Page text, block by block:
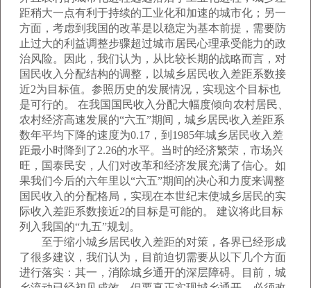
距稍大一点有利于持续的工业化和加速的城市化；另一
方面，考虑到我国的改革是以稳定为基本前提，需要防
止过大的利益调整步骤超过城市居民心理承受能力的政
治风险。因此，我们认为，从比较长期的战略而言，对
国民收入分配结构的调整，以城乡居民收入差距系数接
近2为目标值。参照历史的发展情况，实现这个目标也
是可行的。 在我国国民收入分配大幅度倾向农村居民、
农村经济高速发展的“六五”期间，城乡居民收入差距系
数年平均下降的速度为0.17，到1985年城乡居民收入差
距最小时降到了2.26的水平。当时的经济繁荣，市场兴
旺，国泰民安，人们对改革和经济发展充满了信心。如
果我们今后的六年里以“六五”期间的决心和力度来调整
国民收入的分配格局，实现在本世纪末使城乡居民的实
际收入差距系数接近2的目标是可能的。 建议将此目标
列入我国的“九五”规划。
至于缩小城乡居民收入差距的对策，各界已经形成
了很多建议，我们认为，目前迫切需要从以下几个方面
进行落实：其一，消除城乡通开的深层障碍。目前，城